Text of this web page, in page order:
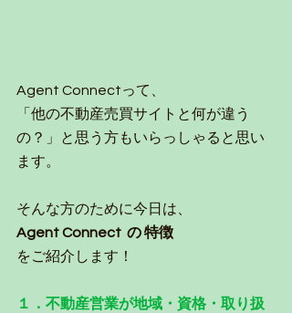
Agent Connectって、
「他の不動産売買サイトと何が違う
の？」と思う方もいらっしゃると思い
ます。
そんな方のために今日は、
Agent Connect  の 特徴
をご紹介します！
１．不動産営業が地域・資格・取り扱